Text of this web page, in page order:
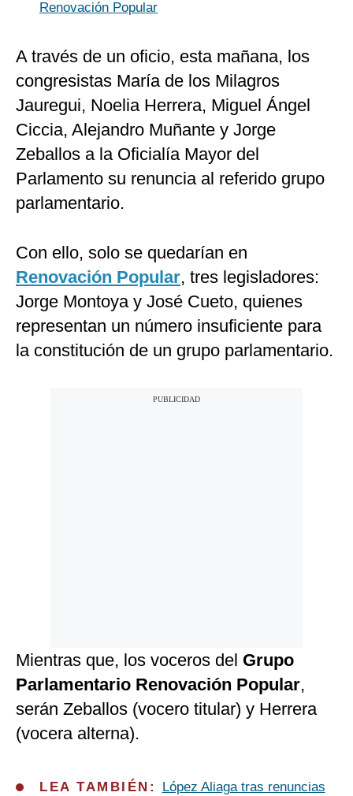
Renovación Popular
A través de un oficio, esta mañana, los
congresistas María de los Milagros
Jauregui, Noelia Herrera, Miguel Ángel
Ciccia, Alejandro Muñante y Jorge
Zeballos a la Oficialía Mayor del
Parlamento su renuncia al referido grupo
parlamentario.
Con ello, solo se quedarían en
Renovación Popular, tres legisladores:
Jorge Montoya y José Cueto, quienes
representan un número insuficiente para
la constitución de un grupo parlamentario.
Mientras que, los voceros del Grupo
Parlamentario Renovación Popular,
serán Zeballos (vocero titular) y Herrera
(vocera alterna).
LEA TAMBIÉN:
López Aliaga tras renuncias